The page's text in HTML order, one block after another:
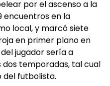
por el ascenso a la
encuentros en la
local, y marcó siete
en primer plano en
jugador sería a
temporadas, tal cual
del futbolista.